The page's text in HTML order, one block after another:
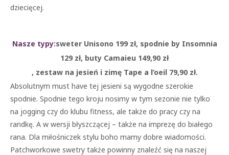
dziecięcej.
Nasze typy:sweter Unisono 199 zł, spodnie by Insomnia
129 zł, buty Camaieu 149,90 zł
, zestaw na jesień i zimę Tape a l’oeil 79,90 zł.
Absolutnym must have tej jesieni są wygodne szerokie
spodnie. Spodnie tego kroju nosimy w tym sezonie nie tylko
na jogging czy do klubu fitness, ale także do pracy czy na
randkę. A w wersji błyszczącej – także na imprezę do białego
rana. Dla miłośniczek stylu boho mamy dobre wiadomości.
Patchworkowe swetry także powinny znaleźć się na naszej